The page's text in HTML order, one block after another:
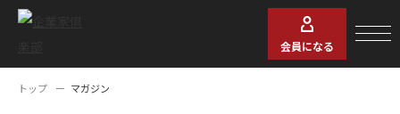
会員になる
トップ マガジン